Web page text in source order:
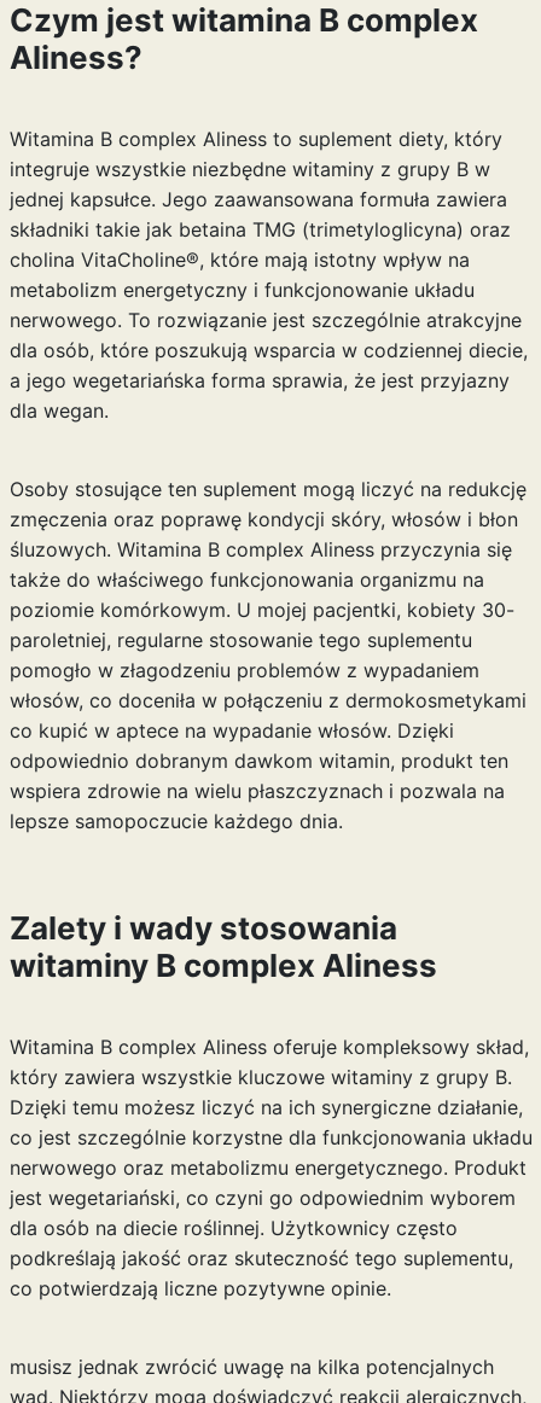
Czym jest witamina B complex
Aliness?
Witamina B complex Aliness to suplement diety, który
integruje wszystkie niezbędne witaminy z grupy B w
jednej kapsułce. Jego zaawansowana formuła zawiera
składniki takie jak betaina TMG (trimetyloglicyna) oraz
cholina VitaCholine®, które mają istotny wpływ na
metabolizm energetyczny i funkcjonowanie układu
nerwowego. To rozwiązanie jest szczególnie atrakcyjne
dla osób, które poszukują wsparcia w codziennej diecie,
a jego wegetariańska forma sprawia, że jest przyjazny
dla wegan.
Osoby stosujące ten suplement mogą liczyć na redukcję
zmęczenia oraz poprawę kondycji skóry, włosów i błon
śluzowych. Witamina B complex Aliness przyczynia się
także do właściwego funkcjonowania organizmu na
poziomie komórkowym. U mojej pacjentki, kobiety 30-
paroletniej, regularne stosowanie tego suplementu
pomogło w złagodzeniu problemów z wypadaniem
włosów, co doceniła w połączeniu z dermokosmetykami
co kupić w aptece na wypadanie włosów. Dzięki
odpowiednio dobranym dawkom witamin, produkt ten
wspiera zdrowie na wielu płaszczyznach i pozwala na
lepsze samopoczucie każdego dnia.
Zalety i wady stosowania
witaminy B complex Aliness
Witamina B complex Aliness oferuje kompleksowy skład,
który zawiera wszystkie kluczowe witaminy z grupy B.
Dzięki temu możesz liczyć na ich synergiczne działanie,
co jest szczególnie korzystne dla funkcjonowania układu
nerwowego oraz metabolizmu energetycznego. Produkt
jest wegetariański, co czyni go odpowiednim wyborem
dla osób na diecie roślinnej. Użytkownicy często
podkreślają jakość oraz skuteczność tego suplementu,
co potwierdzają liczne pozytywne opinie.
musisz jednak zwrócić uwagę na kilka potencjalnych
wad. Niektórzy mogą doświadczyć reakcji alergicznych,